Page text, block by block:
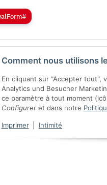
Comment nous utilisons
En cliquant sur "Accepter tout",
Analytics und Besucher
ce paramètre à tout moment
Configureret dans notre
Imprimer Intimité